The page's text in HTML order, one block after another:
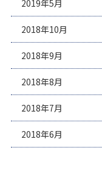
2019年5月
2018年10月
2018年9月
2018年8月
2018年7月
2018年6月